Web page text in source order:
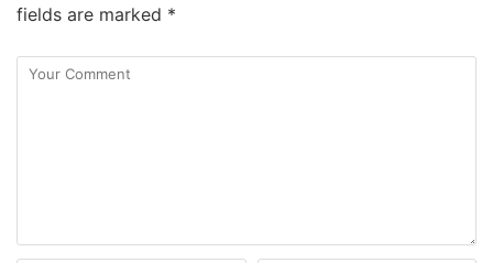
fields are marked *